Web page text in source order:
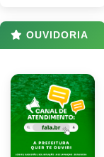
OUVIDORIA